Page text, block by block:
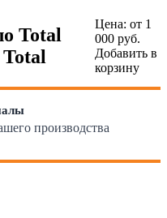
Total
Цена: от 1
000 руб.
Добавить в
корзину
производства